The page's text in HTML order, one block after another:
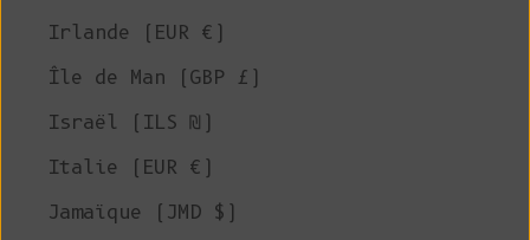
Irlande (EUR €)
Île de Man (GBP £)
Israël (ILS ₪)
Italie (EUR €)
Jamaïque (JMD $)